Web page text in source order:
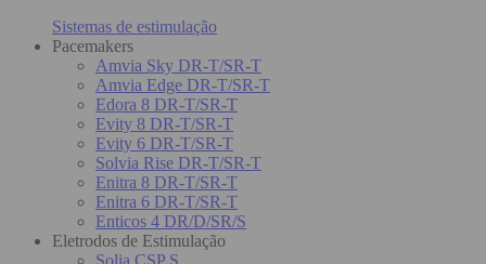
Sistemas de estimulação
Pacemakers
Amvia Sky DR-T/SR-T
Amvia Edge DR-T/SR-T
Edora 8 DR-T/SR-T
Evity 8 DR-T/SR-T
Evity 6 DR-T/SR-T
Solvia Rise DR-T/SR-T
Enitra 8 DR-T/SR-T
Enitra 6 DR-T/SR-T
Enticos 4 DR/D/SR/S
Eletrodos de Estimulação
Solia CSP S